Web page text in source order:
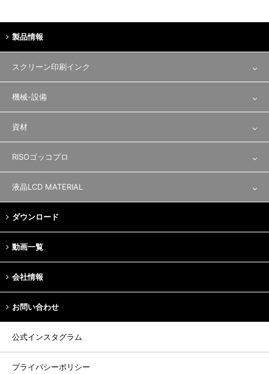
製品情報
スクリーン印刷インク
テキスタイル用途
一般印刷
レジストインキ
特殊用途
機械-設備
印刷機・乾燥機
撹拌機
製版機
資材
製版資材
RISOゴッコプロ
ゴッコプロ／資材
液晶LCD MATERIAL
ラビングクロス
裁断
ダウンロード
動画一覧
会社情報
お問い合わせ
公式インスタグラム
プライバシーポリシー